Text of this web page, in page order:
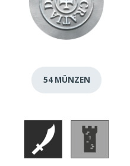
54 MÜNZEN